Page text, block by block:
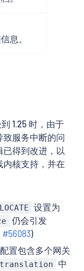
息。
1.25 时，由于
服务中断的问
得到改进，以
核支持，并在
设置为
仍会引发
#56083)
置包含多个网关
中